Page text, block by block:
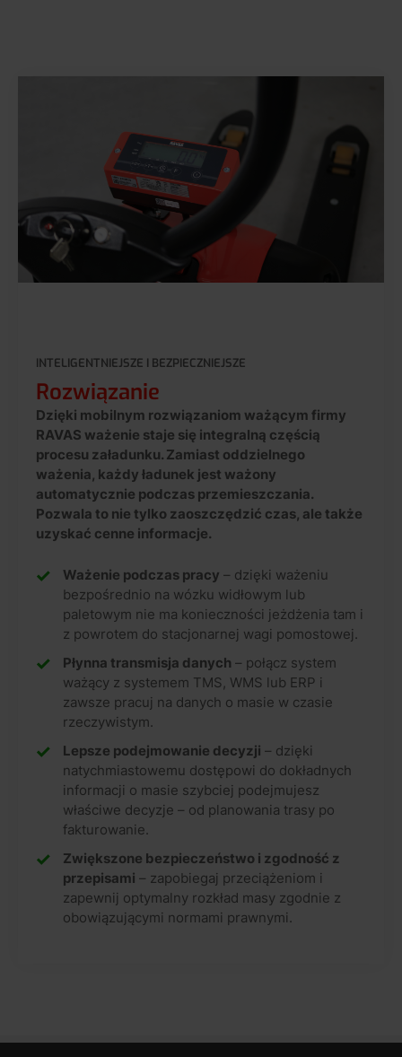
INTELIGENTNIEJSZE I BEZPIECZNIEJSZE
Rozwiązanie
Dzięki mobilnym rozwiązaniom ważącym firmy
RAVAS ważenie staje się integralną częścią
procesu załadunku. Zamiast oddzielnego
ważenia, każdy ładunek jest ważony
automatycznie podczas przemieszczania.
Pozwala to nie tylko zaoszczędzić czas, ale także
uzyskać cenne informacje.
Ważenie podczas pracy – dzięki ważeniu
bezpośrednio na wózku widłowym lub
paletowym nie ma konieczności jeżdżenia tam i
z powrotem do stacjonarnej wagi pomostowej.
Płynna transmisja danych – połącz system
ważący z systemem TMS, WMS lub ERP i
zawsze pracuj na danych o masie w czasie
rzeczywistym.
Lepsze podejmowanie decyzji – dzięki
natychmiastowemu dostępowi do dokładnych
informacji o masie szybciej podejmujesz
właściwe decyzje – od planowania trasy po
fakturowanie.
Zwiększone bezpieczeństwo i zgodność z
przepisami – zapobiegaj przeciążeniom i
zapewnij optymalny rozkład masy zgodnie z
obowiązującymi normami prawnymi.